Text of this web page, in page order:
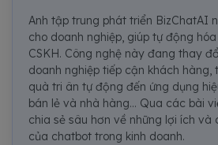
Anh tập trung phát triển BizChatAI
cho doanh nghiệp, giúp tự động
CSKH. Công nghệ này đang thay
doanh nghiệp tiếp cận khách hàng,
quà tri ân tự động đến ứng dụng
bán lẻ và nhà hàng... Qua các bài
chia sẻ sâu hơn về những lợi ích
của chatbot trong kinh doanh.